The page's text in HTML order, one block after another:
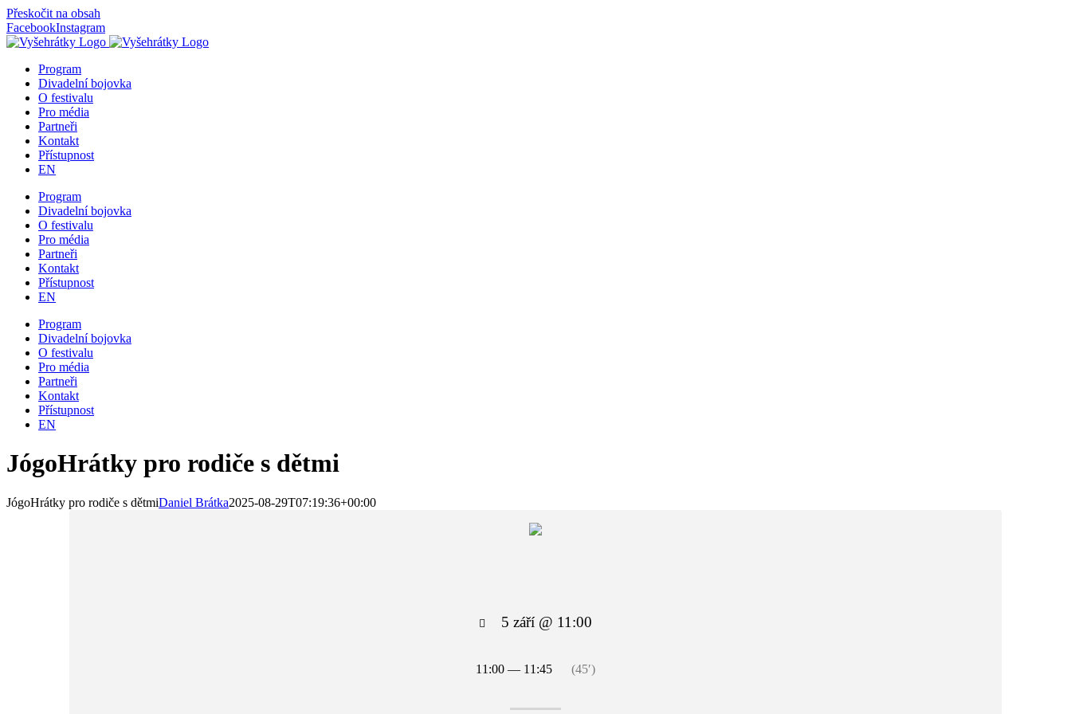
Přeskočit na obsah
FacebookInstagram
Program
Divadelní bojovka
O festivalu
Pro média
Partneři
Kontakt
Přístupnost
EN
Program
Divadelní bojovka
O festivalu
Pro média
Partneři
Kontakt
Přístupnost
EN
Program
Divadelní bojovka
O festivalu
Pro média
Partneři
Kontakt
Přístupnost
EN
JógoHrátky pro rodiče s dětmi
JógoHrátky pro rodiče s dětmiDaniel Brátka2025-08-29T07:19:36+00:00
5 září @ 11:00
11:00 — 11:45 (45′)